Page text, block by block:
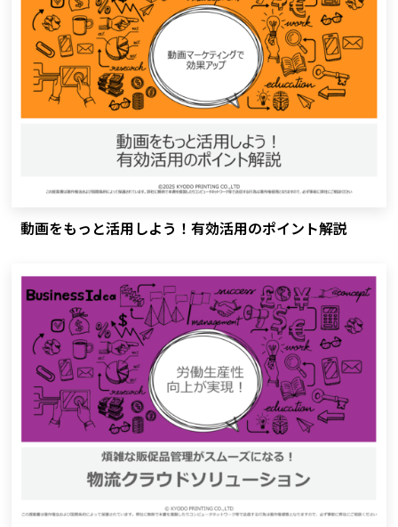
動画をもっと活用しよう！有効活用のポイント解説